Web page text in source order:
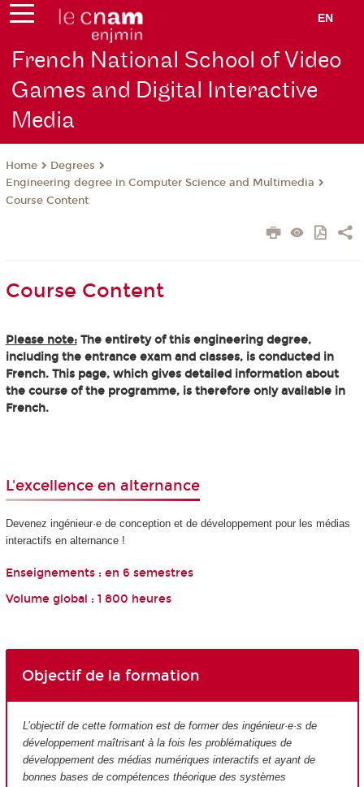
EN
French National School of Video
Games and Digital Interactive
Media
Home
Degrees
Engineering degree in Computer Science and Multimedia
Course Content
Course Content
Please note:The entirety of this engineering degree,
including the entrance exam and classes, is conducted in
French. This page, which gives detailed information about
the course of the programme, is therefore only available in
French.
L'excellence en alternance
Devenez ingénieur·e de conception et de développement pour les médias
interactifs en alternance !
Enseignements : en 6 semestres
Volume global : 1 800 heures
Objectif de la formation
L’objectif de cette formation est de former des ingénieur·e·s de
développement maîtrisant à la fois les problématiques de
développement des médias numériques interactifs et ayant de
bonnes bases de compétences théorique des systèmes